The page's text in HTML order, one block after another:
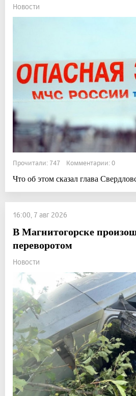
Новости
Прочитали: 747 Комментарии: 0
Что об этом сказал глава
16:00, 7 авг 2026
В Магнитогорске
переворотом
Новости